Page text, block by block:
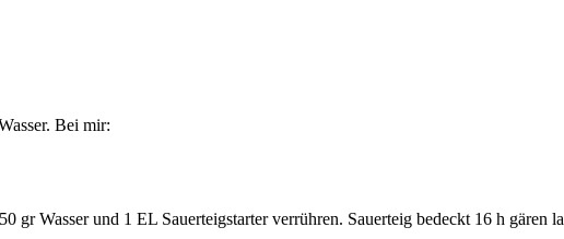
Bei mir:
gr Wasser und 1 EL Sauerteigstarter verrühren. Sauerteig bedeckt 16 h gären